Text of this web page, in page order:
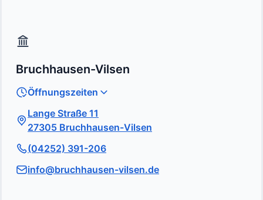
Bruchhausen-Vilsen
Öffnungszeiten
Lange Straße 11
27305 Bruchhausen-Vilsen
(04252) 391-206
info@bruchhausen-vilsen.de